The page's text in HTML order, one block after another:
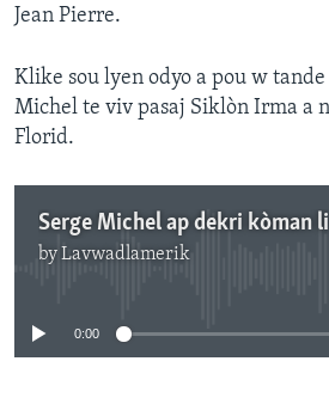
Jean Pierre.
Klike sou lyen odyo a pou w
Michel te viv pasaj Siklòn Irma a
Florid.
byLavwadlamerik
0:00